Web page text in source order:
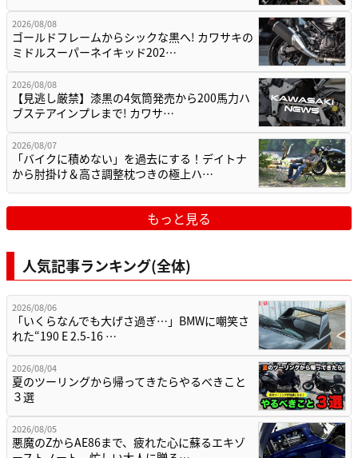
2026/08/08
ゴールドフレームからシックな黒へ! カワサキの
ミドルスーパーネイキッド202…
2026/08/08
【見逃し厳禁】漆黒の4気筒発売から200馬力ハ
ブステアインプレまで! カワサ…
2026/08/07
「バイクに積めない」を過去にする！デイトナ
から肘掛け＆高さ調整枕つきの極上ハ…
もっと見る
人気記事ランキング(全体)
2026/08/06
「いくらなんでも大げさ過ぎ…」BMWに嘲笑さ
れた“190 E 2.5-16 …
2026/08/04
夏のツーリングから帰ってきたらやるべきこと
３選
2026/08/05
悪魔のZからAE86まで、疲れた心に蘇るエキゾ